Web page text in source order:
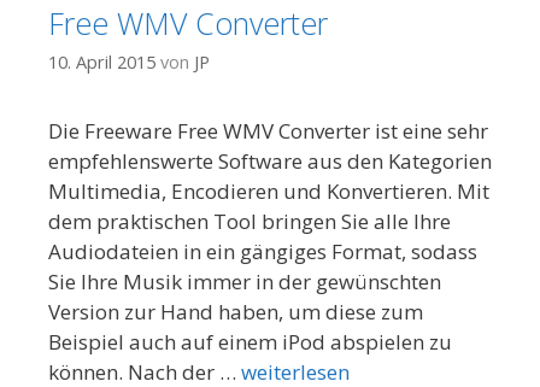
Free WMV Converter
10. April 2015 von JP
Die Freeware Free WMV Converter ist eine sehr
empfehlenswerte Software aus den Kategorien
Multimedia, Encodieren und Konvertieren. Mit
dem praktischen Tool bringen Sie alle Ihre
Audiodateien in ein gängiges Format, sodass
Sie Ihre Musik immer in der gewünschten
Version zur Hand haben, um diese zum
Beispiel auch auf einem iPod abspielen zu
können. Nach der … weiterlesen